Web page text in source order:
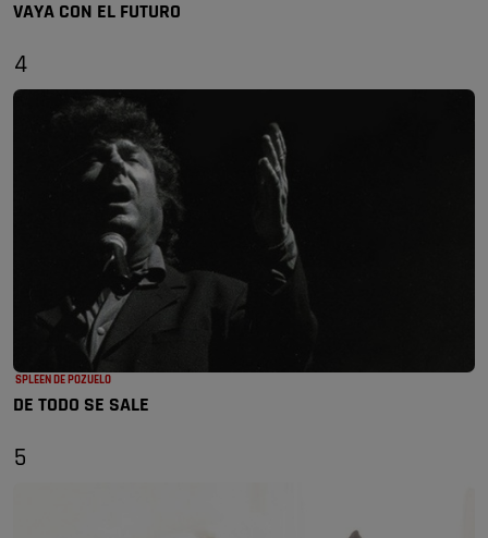
VAYA CON EL FUTURO
4
SPLEEN DE POZUELO
DE TODO SE SALE
5